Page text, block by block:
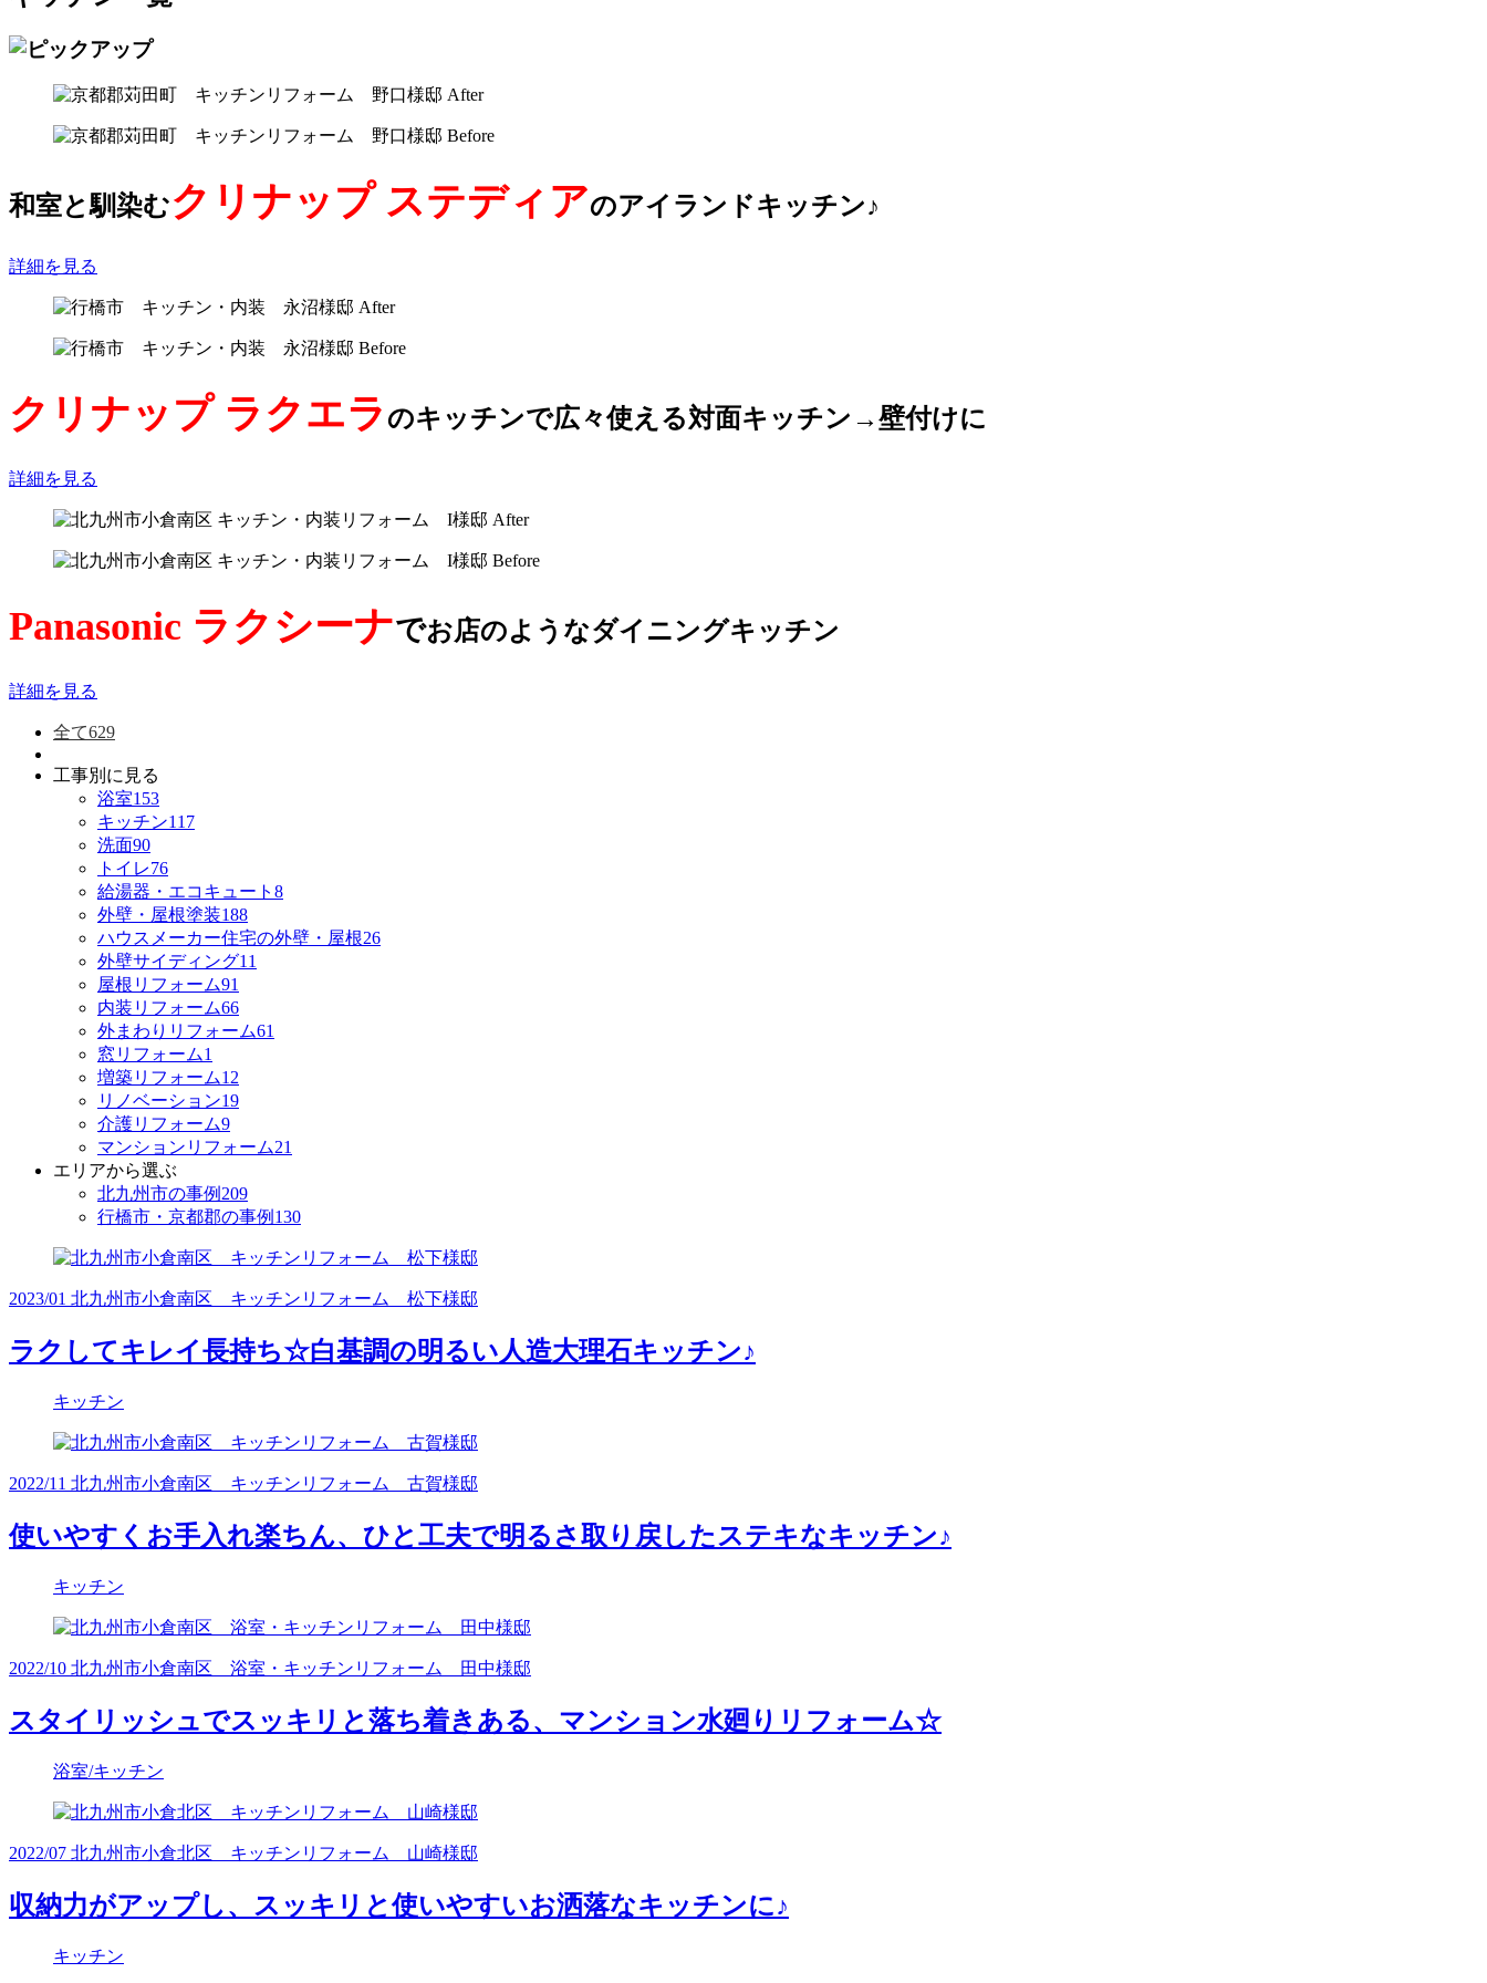
和室と馴染むクリナップ ステディアのアイランドキッチン♪
詳細を見る
クリナップ ラクエラ のキッチンで広々使える対面キッチン→壁付けに
詳細を見る
Panasonic ラクシーナでお店のようなダイニングキッチン
詳細を見る
全て629
工事別に見る
浴室153
キッチン117
洗面90
トイレ76
給湯器・エコキュート 8
外壁・屋根塗装188
ハウスメーカー住宅の外壁・屋根26
外壁サイディング11
屋根リフォーム91
内装リフォーム66
外まわりリフォーム61
窓リフォーム1
増築リフォーム12
リノベーション19
介護リフォーム9
マンションリフォーム21
エリアから選ぶ
北九州市の事例209
行橋市・京都郡の事例 130
2023/01 北九州市小倉南区 キッチンリフォーム 松下様邸
ラクしてキレイ長持ち☆白基調の明るい人造大理石キッチン♪
キッチン
2022/11 北九州市小倉南区 キッチンリフォーム 古賀様邸
使いやすくお手入れ楽ちん、ひと工夫で明るさ取り戻したステキなキッチン♪
キッチン
2022/10 北九州市小倉南区 浴室・キッチンリフォーム 田中様邸
スタイリッシュでスッキリと落ち着きある、マンション水廻りリフォーム☆
浴室/キッチン
2022/07 北九州市小倉北区 キッチンリフォーム 山崎様邸
収納力がアップし、スッキリと使いやすいお洒落なキッチンに♪
キッチン